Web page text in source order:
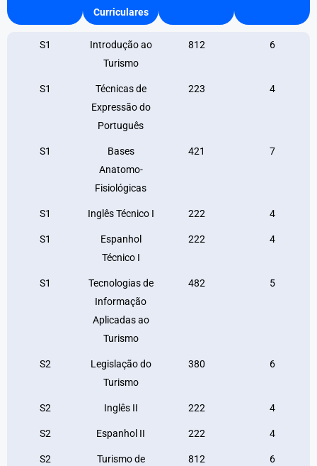
Curriculares
S1
Introdução ao
Turismo
812 6
S1
Técnicas de
Expressão do
Português
223 4
S1
Bases
Anatomo-
Fisiológicas
421 7
S1 Inglês Técnico I 222 4
S1
Espanhol
Técnico I
222 4
S1
Tecnologias de
Informação
Aplicadas ao
Turismo
482 5
S2
Legislação do
Turismo
380 6
S2 Inglês II 222 4
S2 Espanhol II 222 4
S2 Turismo de 812 6